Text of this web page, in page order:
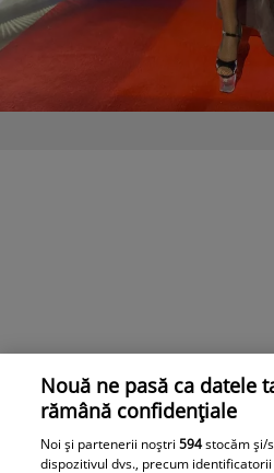
Nouă ne pasă ca datele
rămână confidențiale
Noi și partenerii noștri594stocăm și/
dispozitivul dvs., precum